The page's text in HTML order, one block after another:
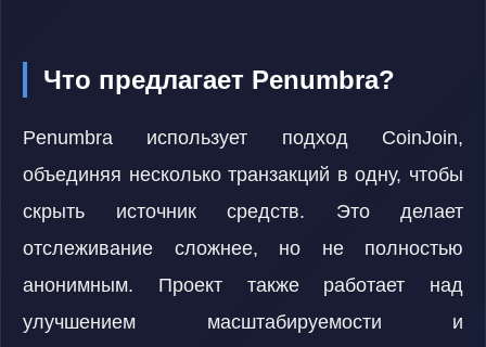
Что предлагает Penumbra?
Penumbra использует подход CoinJoin,
объединяя несколько транзакций в одну, чтобы
скрыть источник средств. Это делает
отслеживание сложнее, но не полностью
анонимным. Проект также работает над
улучшением масштабируемости и